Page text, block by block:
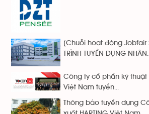
[Chuỗi hoạt động Jobfair
TRÌNH TUYỂN DỤNG NHÂN...
Công ty cổ phẩn kỹ thuật
Việt Nam tuyển...
Thông báo tuyển dụng